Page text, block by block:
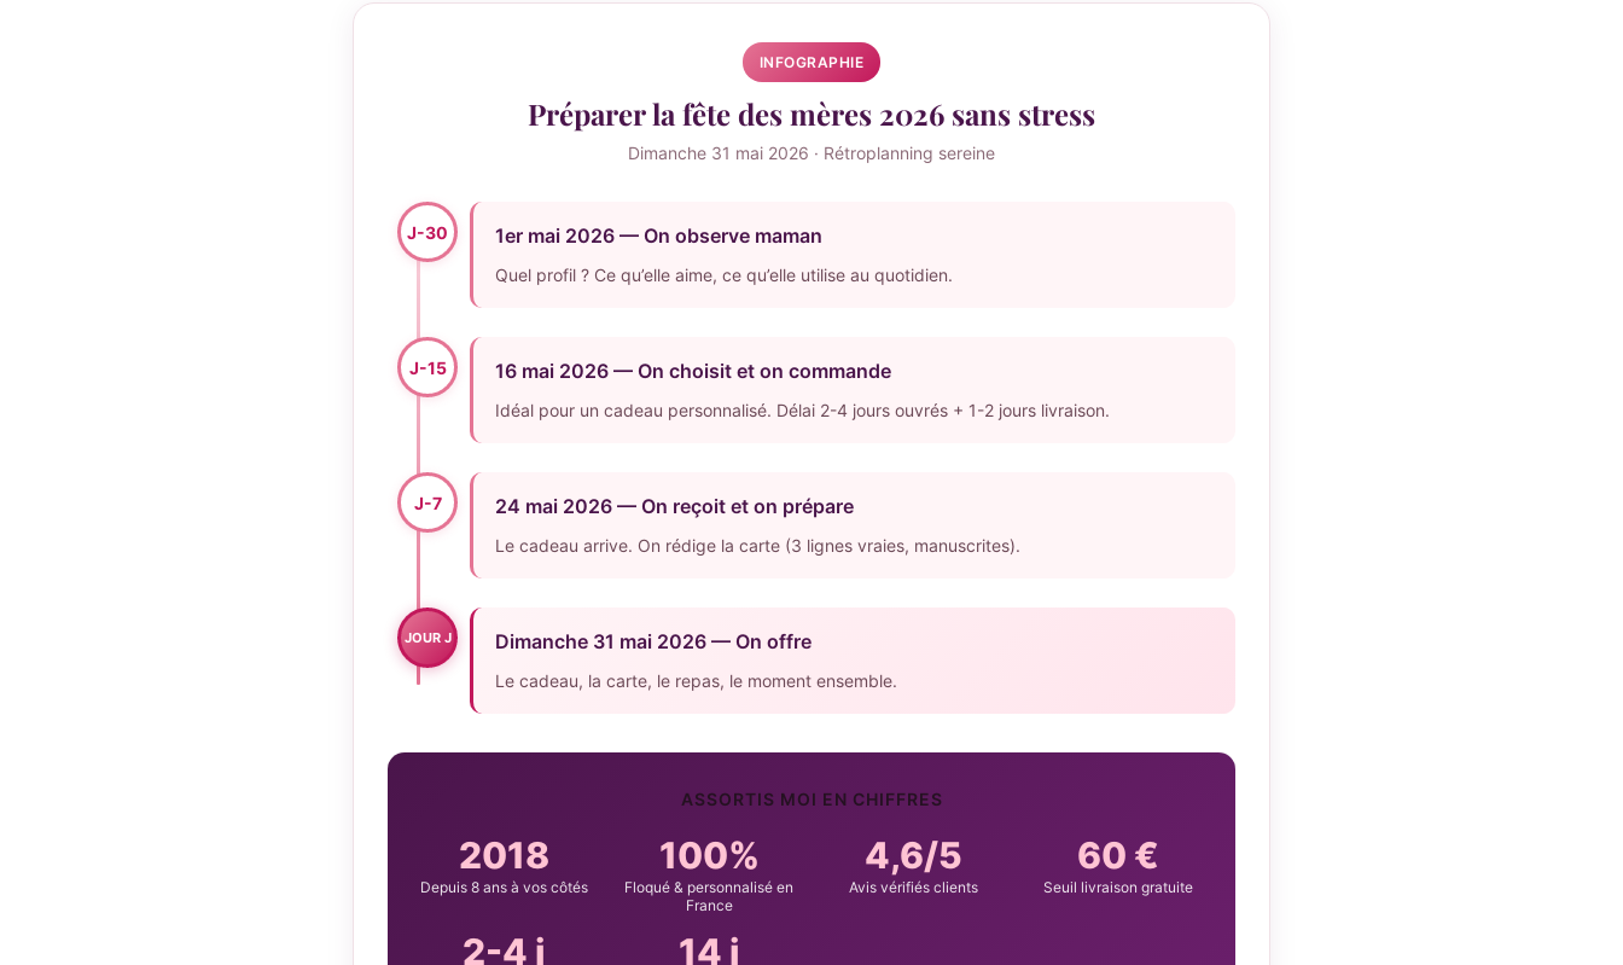
INFOGRAPHIE
Préparer la fête des mères 2026 sans stress
Dimanche 31 mai 2026 · Rétroplanning sereine
J-30 1er mai 2026 — On observe maman
Quel profil ? Ce qu’elle aime, ce qu’elle utilise au quotidien.
J-15 16 mai 2026 — On choisit et on commande
Idéal pour un cadeau personnalisé. Délai 2-4 jours ouvrés + 1-2 jours livraison.
J-7 24 mai 2026 — On reçoit et on prépare
Le cadeau arrive. On rédige la carte (3 lignes vraies, manuscrites).
JOUR J Dimanche 31 mai 2026 — On offre
Le cadeau, la carte, le repas, le moment ensemble.
ASSORTIS MOI EN CHIFFRES
2018
Depuis 8 ans à vos côtés
100%
Floqué & personnalisé en
France
4,6/5
Avis vérifiés clients
60 €
Seuil livraison gratuite
2-4 j 14 j